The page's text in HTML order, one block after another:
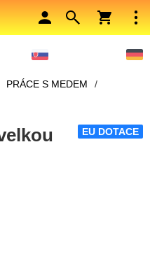
PRÁCE S MEDEM
/
EU DOTACE